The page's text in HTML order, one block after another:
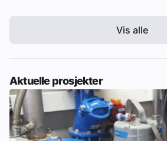
Vis alle
Aktuelle prosjekter